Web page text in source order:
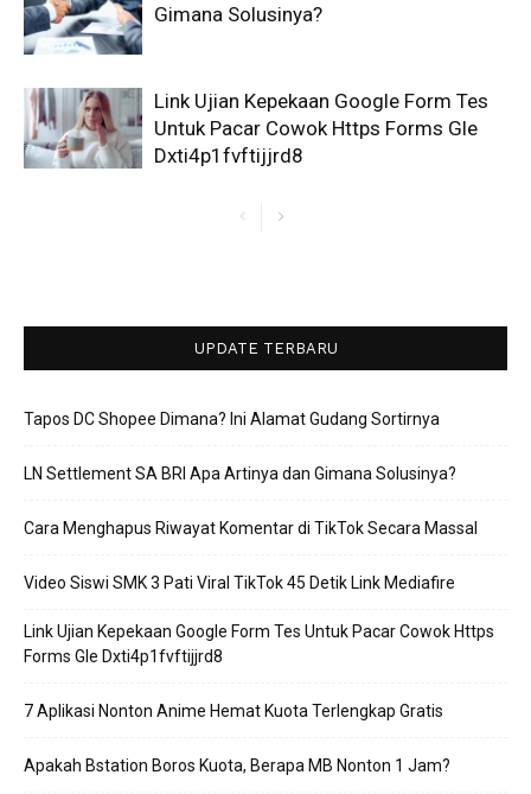
Gimana Solusinya?
Link Ujian Kepekaan Google Form Tes
Untuk Pacar Cowok Https Forms Gle
Dxti4p1fvftijjrd8
UPDATE TERBARU
Tapos DC Shopee Dimana? Ini Alamat Gudang Sortirnya
LN Settlement SA BRI Apa Artinya dan Gimana Solusinya?
Cara Menghapus Riwayat Komentar di TikTok Secara Massal
Video Siswi SMK 3 Pati Viral TikTok 45 Detik Link Mediafire
Link Ujian Kepekaan Google Form Tes Untuk Pacar Cowok Https
Forms Gle Dxti4p1fvftijjrd8
7 Aplikasi Nonton Anime Hemat Kuota Terlengkap Gratis
Apakah Bstation Boros Kuota, Berapa MB Nonton 1 Jam?